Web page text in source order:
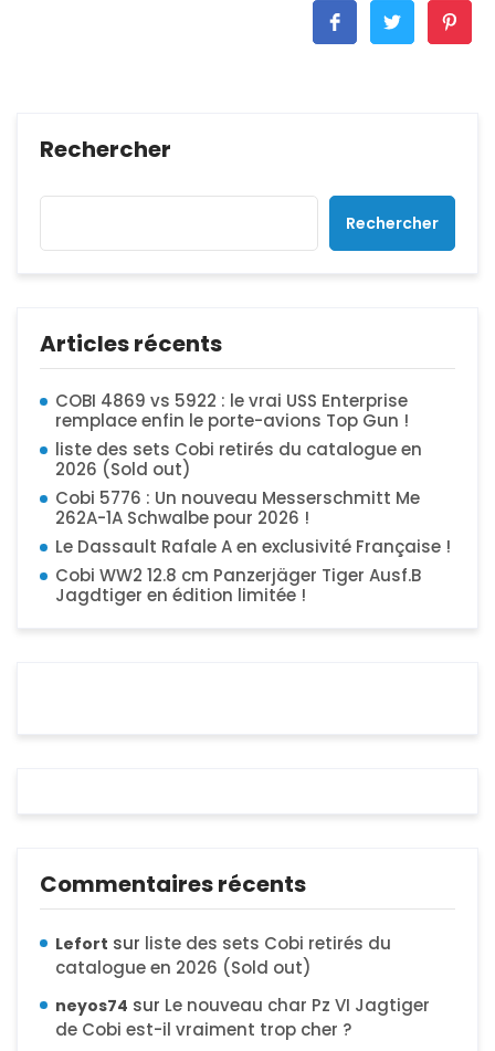
Rechercher
Rechercher
Articles récents
COBI 4869 vs 5922 : le vrai USS Enterprise
remplace enfin le porte-avions Top Gun !
liste des sets Cobi retirés du catalogue en
2026 (Sold out)
Cobi 5776 : Un nouveau Messerschmitt Me
262A-1A Schwalbe pour 2026 !
Le Dassault Rafale A en exclusivité Française !
Cobi WW2 12.8 cm Panzerjäger Tiger Ausf.B
Jagdtiger en édition limitée !
Commentaires récents
Lefort sur liste des sets Cobi retirés du
catalogue en 2026 (Sold out)
neyos74 sur Le nouveau char Pz VI Jagtiger
de Cobi est-il vraiment trop cher ?